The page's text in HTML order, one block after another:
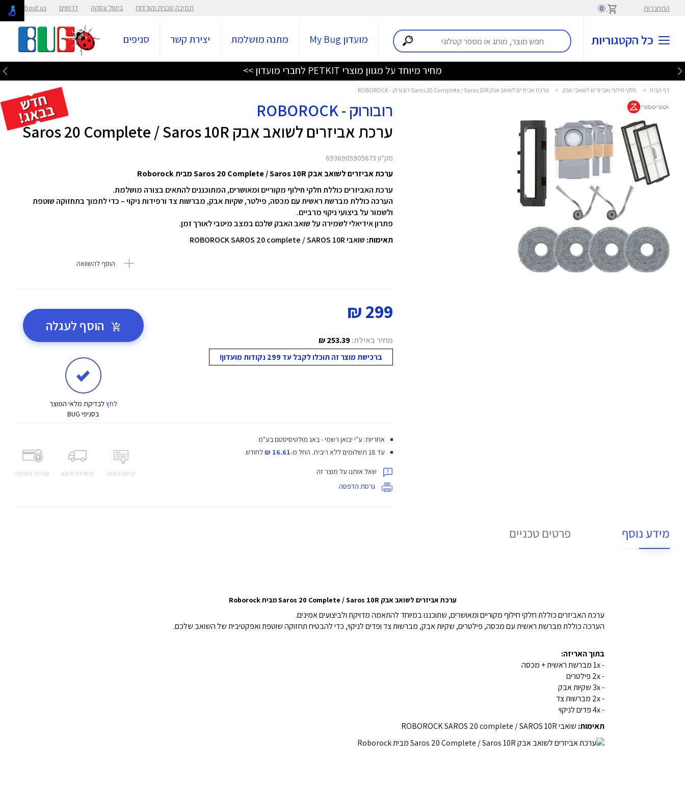
התחברות 0 תמיכה טכנית והורדות ביטול עסקה דרושים About us
כל הקטגוריות מועדון My Bug מתנה מושלמת יצירת קשר סניפים
מחיר מיוחד על מגוון מוצרי PETKIT לחברי מועדון >>
דף הבית > חלקי חילוף ואביזרים לשואבי אבק > ערכת אביזרים לשואב אבק Saros 20 Complete / Saros 10R רובורוק - ROBOROCK
רובורוק - ROBOROCK
ערכת אביזרים לשואב אבק Saros 20 Complete / Saros 10R
מק"ט 6936905905673
ערכת אביזרים לשואב אבק Saros 20 Complete / Saros 10R מבית Roborock
ערכת האביזרים כוללת חלקי חילוף מקוריים ומאושרים, המתוכננים להתאים בצורה מושלמת.
הערכה כוללת מברשת ראשית עם מכסה, פילטר, שקיות אבק, מברשות צד ורפידות ניקוי – כדי לתמוך בתחזוקה שוטפת
ולשמור על ביצועי ניקוי מרביים.
פתרון אידיאלי לשמירה על שואב האבק שלכם במצב מיטבי לאורך זמן.
תאימות: שואבי ROBOROCK SAROS 20 complete / SAROS 10R
הוסף להשוואה
299 ₪
מחיר באילת:253.39 ₪
ברכישת מוצר זה תוכלו לקבל עד 299 נקודות מועדון!
הוסף לעגלה
לחץלבדיקת מלאי המוצר
בסניפי BUG
יבואן רשמי משלוח חינם קנייה בטוחה
אחריות: ע"י יבואן רשמי - באג מולטיסיסטם בע"מ
עד 18 תשלומים ללא ריבית.
החל מ-16.61 ₪ לחודש.
שאל אותנו על מוצר זה
גרסת הדפסה
מידע נוסף פרטים טכניים
ערכת אביזרים לשואב אבק Saros 20 Complete / Saros 10R מבית Roborock
ערכת האביזרים כוללת חלקי חילוף מקוריים ומאושרים, שתוכננו במיוחד להתאמה מדויקת ולביצועים אמינים.
הערכה כוללת מברשת ראשית עם מכסה, פילטרים, שקיות אבק, מברשות צד ופדים לניקוי, כדי להבטיח תחזוקה שוטפת ואפקטיבית של השואב שלכם.
בתוך האריזה:
- 1x מברשת ראשית + מכסה
- 2x פילטרים
- 3x שקיות אבק
- 2x מברשות צד
- 4x פדים לניקוי
תאימות: שואבי ROBOROCK SAROS 20 complete / SAROS 10R